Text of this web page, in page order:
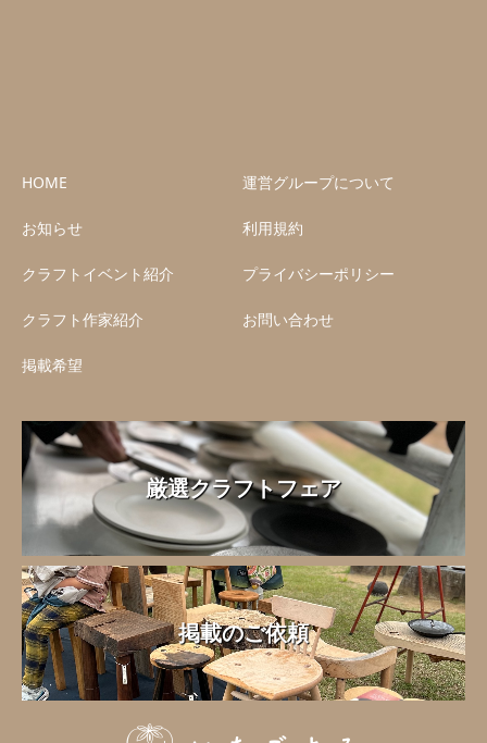
HOME
お知らせ
クラフトイベント紹介
クラフト作家紹介
掲載希望
運営グループについて
利用規約
プライバシーポリシー
お問い合わせ
厳選クラフトフェア
掲載のご依頼